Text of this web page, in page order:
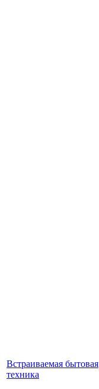
Встраиваемая бытовая
техника